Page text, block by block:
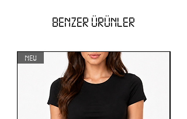
BENZER ÜRÜNLER
NEW